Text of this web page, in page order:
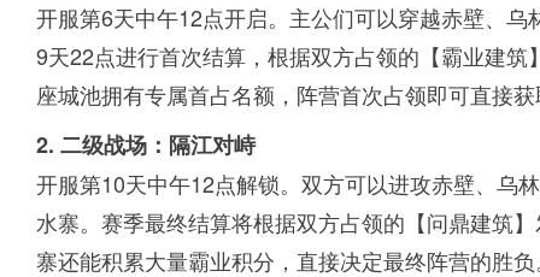
开服第6天中午12点开启。主公们可以穿越赤壁、
9天22点进行首次结算，根据双方占领的【霸业建
座城池拥有专属首占名额，阵营首次占领即可直接
2. 二级战场：隔江对峙
开服第10天中午12点解锁。双方可以进攻赤壁、乌
水寨。赛季最终结算将根据双方占领的【问鼎建筑
寨还能积累大量霸业积分，直接决定最终阵营的胜